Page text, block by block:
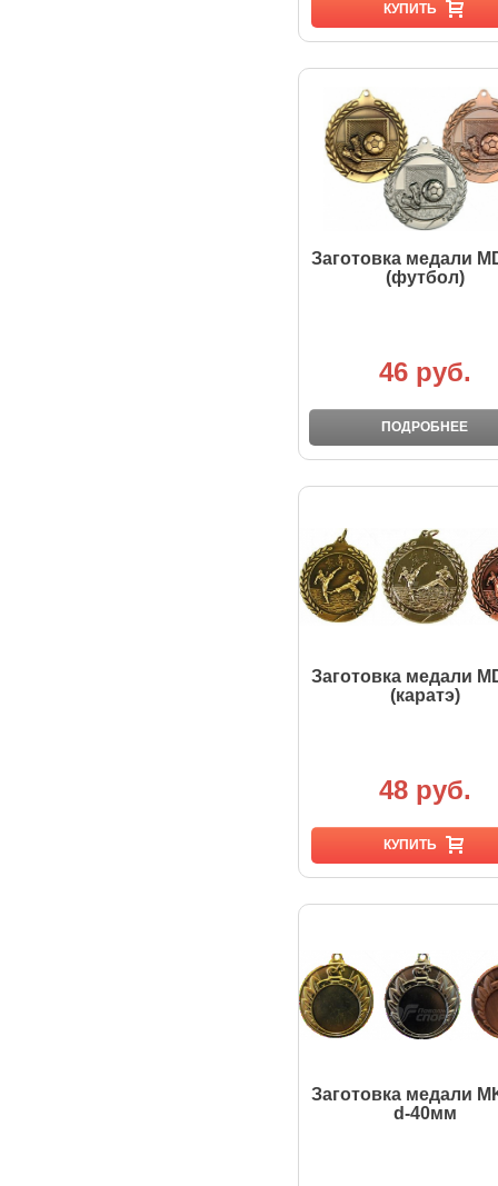
КУПИТЬ
Заготовка медали
(футбол)
46 руб.
ПОДРОБНЕЕ
Заготовка медали
(каратэ)
48 руб.
КУПИТЬ
Заготовка медали
d-40мм